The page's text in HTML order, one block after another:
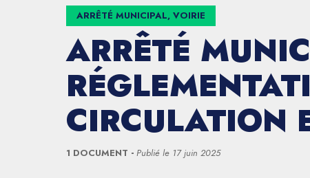
ARRÊTÉ MUNICIPAL, VOIRIE
ARRÊTÉ
CIRCULATION
1 DOCUMENT Publié le 17 juin 2025